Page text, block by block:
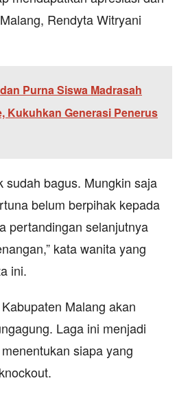
Rendyta Witryani
Purna Siswa Madrasah
Kukuhkan Generasi Penerus
sudah bagus. Mungkin saja
belum berpihak kepada
pertandingan selanjutnya
kata wanita yang
ini.
Malang akan
Laga ini menjadi
siapa yang